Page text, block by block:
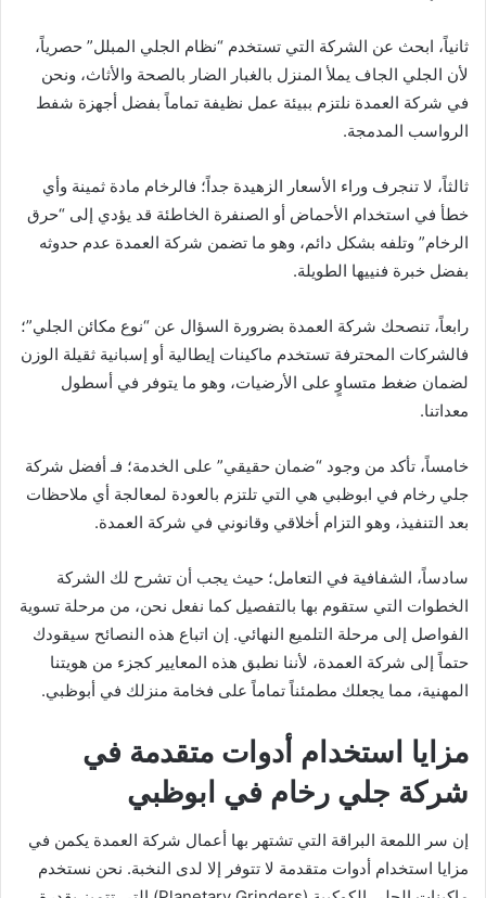
ثانياً، ابحث عن الشركة التي تستخدم “نظام الجلي المبلل” حصرياً،
لأن الجلي الجاف يملأ المنزل بالغبار الضار بالصحة والأثاث، ونحن
في شركة العمدة نلتزم ببيئة عمل نظيفة تماماً بفضل أجهزة شفط
الرواسب المدمجة.
ثالثاً، لا تنجرف وراء الأسعار الزهيدة جداً؛ فالرخام مادة ثمينة وأي
خطأ في استخدام الأحماض أو الصنفرة الخاطئة قد يؤدي إلى “حرق
الرخام” وتلفه بشكل دائم، وهو ما تضمن شركة العمدة عدم حدوثه
بفضل خبرة فنييها الطويلة.
رابعاً، تنصحك شركة العمدة بضرورة السؤال عن “نوع مكائن الجلي”؛
فالشركات المحترفة تستخدم ماكينات إيطالية أو إسبانية ثقيلة الوزن
لضمان ضغط متساوٍ على الأرضيات، وهو ما يتوفر في أسطول
معداتنا.
خامساً، تأكد من وجود “ضمان حقيقي” على الخدمة؛ فـ أفضل شركة
جلي رخام في ابوظبي هي التي تلتزم بالعودة لمعالجة أي ملاحظات
بعد التنفيذ، وهو التزام أخلاقي وقانوني في شركة العمدة.
سادساً، الشفافية في التعامل؛ حيث يجب أن تشرح لك الشركة
الخطوات التي ستقوم بها بالتفصيل كما نفعل نحن، من مرحلة تسوية
الفواصل إلى مرحلة التلميع النهائي. إن اتباع هذه النصائح سيقودك
حتماً إلى شركة العمدة، لأننا نطبق هذه المعايير كجزء من هويتنا
المهنية، مما يجعلك مطمئناً تماماً على فخامة منزلك في أبوظبي.
مزايا استخدام أدوات متقدمة في
شركة جلي رخام في ابوظبي
إن سر اللمعة البراقة التي تشتهر بها أعمال شركة العمدة يكمن في
مزايا استخدام أدوات متقدمة لا تتوفر إلا لدى النخبة. نحن نستخدم